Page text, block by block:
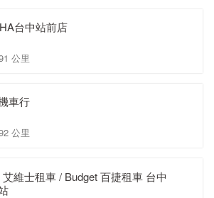
台中站前店
公里
車行
公里
艾維士租車 / Budget 百捷租車 台中